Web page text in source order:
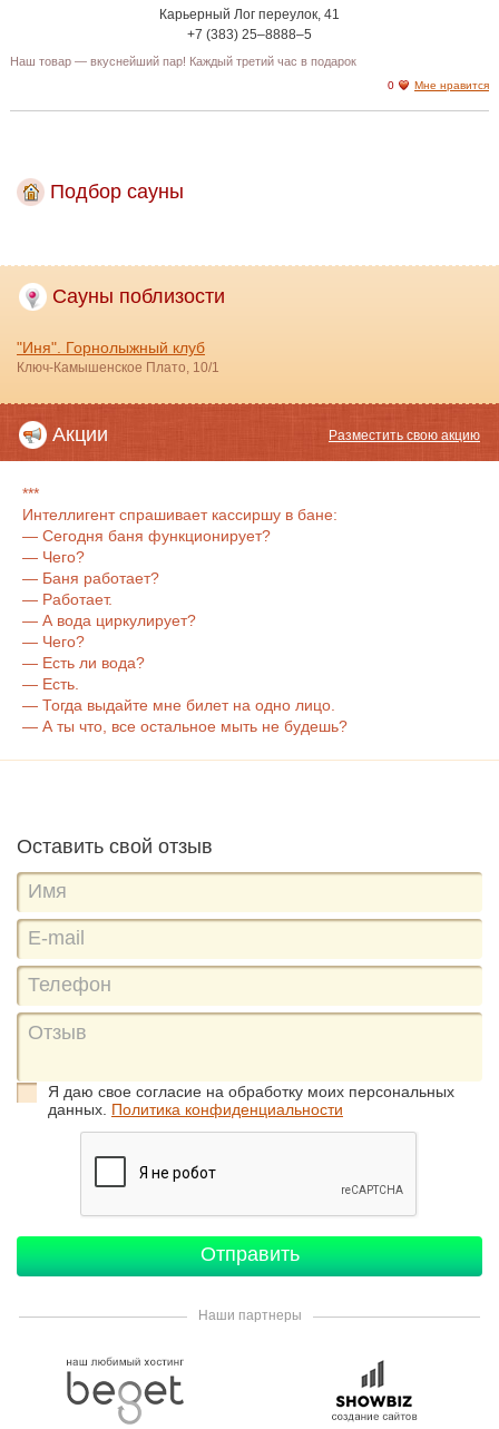
Карьерный Лог переулок, 41
+7 (383) 25‒8888‒5
Наш товар — вкуснейший пар! Каждый третий час в подарок
0 Мне нравится
Подбор сауны
Сауны поблизости
"Иня". Горнолыжный клуб
Ключ-Камышенское Плато, 10/1
Акции Разместить свою акцию
***
Интеллигент спрашивает кассиршу в бане:
— Сегодня баня функционирует?
— Чего?
— Баня работает?
— Работает.
— А вода циркулирует?
— Чего?
— Есть ли вода?
— Есть.
— Тогда выдайте мне билет на одно лицо.
— А ты что, все остальное мыть не будешь?
Оставить свой отзыв
Я даю свое согласие на обработку моих персональных
данных. Политика конфиденциальности
Наши партнеры